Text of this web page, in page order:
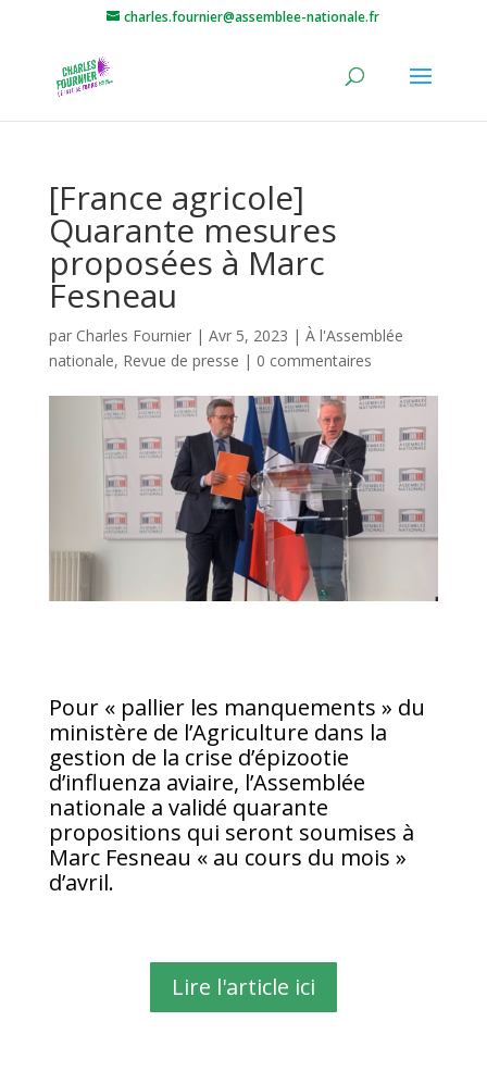
charles.fournier@assemblee-nationale.fr
[France agricole]
Quarante mesures
proposées à Marc
Fesneau
par Charles Fournier| Avr 5, 2023 | À l'Assemblée
nationale, Revue de presse | 0 commentaires
Pour « pallier les manquements » du
ministère de l’Agriculture dans la
gestion de la crise d’épizootie
d’influenza aviaire, l’Assemblée
nationale a validé quarante
propositions qui seront soumises à
Marc Fesneau « au cours du mois »
d’avril.
Lire l'article ici